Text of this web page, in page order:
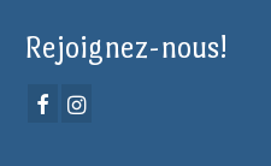
Rejoignez-nous!